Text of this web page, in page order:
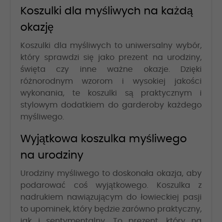
Koszulki dla myśliwych na każdą
okazję
Koszulki dla myśliwych to uniwersalny wybór,
który sprawdzi się jako prezent na urodziny,
święta czy inne ważne okazje. Dzięki
różnorodnym wzorom i wysokiej jakości
wykonania, te koszulki są praktycznym i
stylowym dodatkiem do garderoby każdego
myśliwego.
Wyjątkowa koszulka myśliwego
na urodziny
Urodziny myśliwego to doskonała okazja, aby
podarować coś wyjątkowego. Koszulka z
nadrukiem nawiązującym do łowieckiej pasji
to upominek, który będzie zarówno praktyczny,